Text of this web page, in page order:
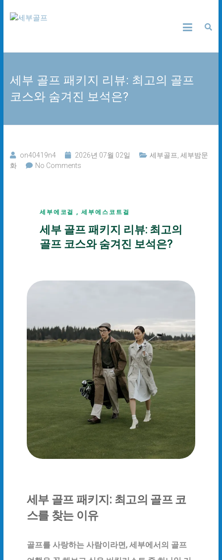
세
프
간
상
담
세부 골프 패키지 리뷰: 최고의 골프
코스와 숨겨진 보석은?
on40419n4 2026년 07월 02일 세부골프 세부밤문
화
No Comments
세부에코걸 , 세부에스코트걸
세부 골프 패키지 리뷰: 최고의
골프 코스와 숨겨진 보석은?
IMAGE HERO
세부 골프 패키지: 최고의
세부 골프 패키지: 최고의 골프 코
스를 찾는 이유
골프를 사랑하는 사람이라면, 세부에서의 골프